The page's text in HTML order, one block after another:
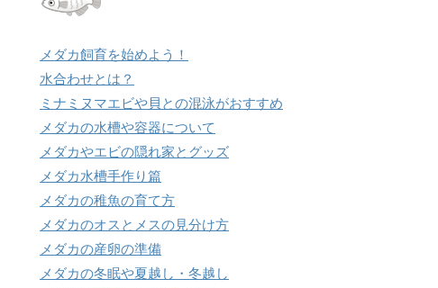
メダカ飼育を始めよう！
水合わせとは？
ミナミヌマエビや貝との混泳がおすすめ
メダカの水槽や容器について
メダカやエビの隠れ家とグッズ
メダカ水槽手作り篇
メダカの稚魚の育て方
メダカのオスとメスの見分け方
メダカの産卵の準備
メダカの冬眠や夏越し・冬越し